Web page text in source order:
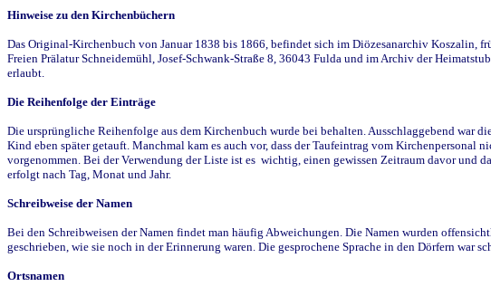
Hinweise zu den Kirchenbüchern
Das Original-Kirchenbuch von Januar 1838 bis 1866, befindet sich im Diözesanarchiv Koszalin,
Freien Prälatur Schneidemühl, Josef-Schwank-Straße 8, 36043 Fulda und im Archiv der
erlaubt.
Die Reihenfolge der Einträge
Die ursprüngliche Reihenfolge aus dem Kirchenbuch wurde bei behalten. Ausschlaggebend war
Kind eben später getauft. Manchmal kam es auch vor, dass der Taufeintrag vom
vorgenommen. Bei der Verwendung der Liste ist es wichtig, einen gewissen Zeitraum davor und
erfolgt nach Tag, Monat und Jahr.
Schreibweise der Namen
Bei den Schreibweisen der Namen findet man häufig Abweichungen. Die Namen wurden
geschrieben, wie sie noch in der Erinnerung waren. Die gesprochene Sprache in den Dörfern
Ortsnamen